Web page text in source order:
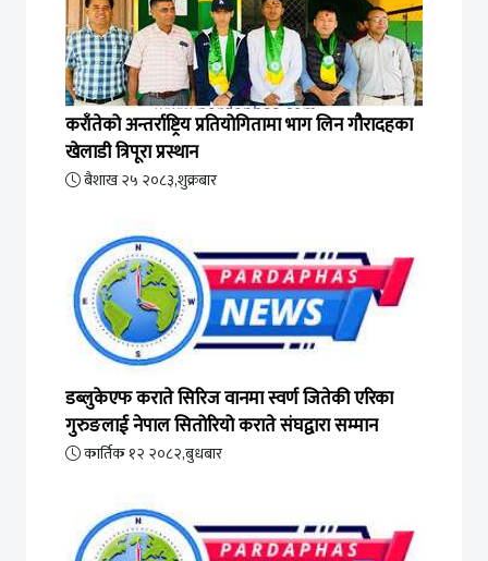
कराँतेको अन्तर्राष्ट्रिय प्रतियोगितामा भाग लिन गौरादहका
खेलाडी त्रिपूरा प्रस्थान
बैशाख २५ २०८३,शुक्रबार
डब्लुकेएफ कराते सिरिज वानमा स्वर्ण जितेकी एरिका
गुरुङलाई नेपाल सितोरियो कराते संघद्वारा सम्मान
कार्तिक १२ २०८२,बुधबार